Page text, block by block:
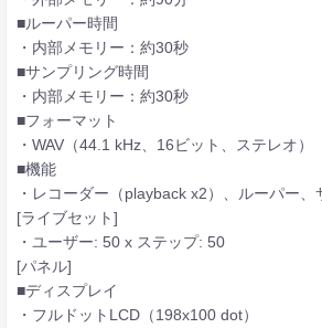
■ルーパー時間
・内部メモリー：約30秒
■サンプリング時間
・内部メモリー：約30秒
■フォーマット
・WAV（44.1 kHz、16ビット、ステレオ）
■機能
・レコーダー（playback x2）、ルーパー、
[ライブセット]
・ユーザー: 50 x ステップ: 50
[パネル]
■ディスプレイ
・フルドットLCD（198x100 dot）